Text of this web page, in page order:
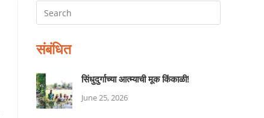
संबंधित
सिंधुदुर्गाच्या आत्म्याची मूक किंकाळी!
June 25, 2026